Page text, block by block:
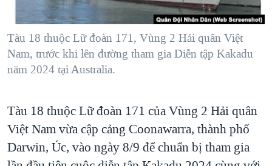
SỨC KHOẺ
VĂN HOÁ
THỂ THAO
NGÀY TỊ NẠN THẾ GIỚI
GROUND ZERO – XƯA VÀ NAY
CHI PHÍ CHIẾN TRANH AFGHANISTAN
THƯỢNG ĐỈNH TRUMP-KIM TẠI VIỆT NAM
TRỊNH VĨNH BÌNH VS. CHÍNH PHỦ VIỆT NAM
NGƯ DÂN VIỆT VÀ LÀN SÓNG TRỘM HẢI SÂM
Ngôn ngữ khác
Tàu 18 thuộc Lữ đoàn 171, Vùng 2 Hải quân Việt
Nam, trước khi lên đường tham gia Diễn tập Kakadu
năm 2024 tại Australia.
Tàu 18 thuộc Lữ đoàn 171 của Vùng 2 Hải quân
Việt Nam vừa cập cảng Coonawarra, thành phố
Darwin, Úc, vào ngày 8/9 để chuẩn bị tham gia